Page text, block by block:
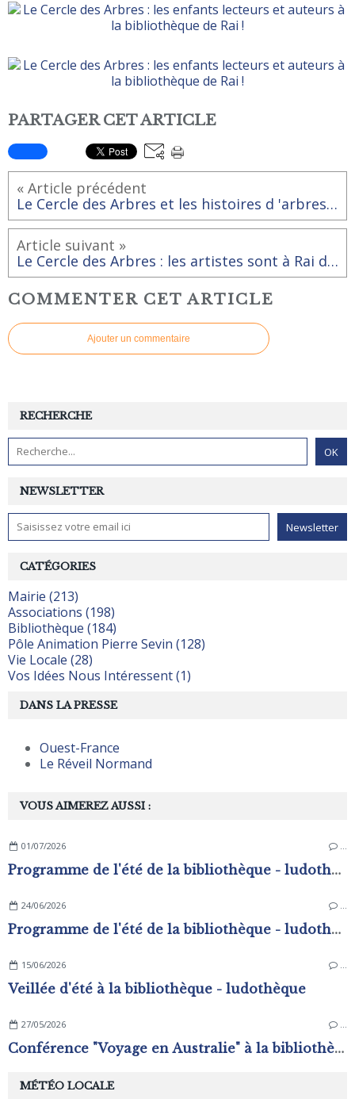
PARTAGER CET ARTICLE
« Article précédent
Le Cercle des Arbres et les histoires d 'arbres et de pommes
Article suivant »
Le Cercle des Arbres : les artistes sont à Rai du 10 au 14 avril !
COMMENTER CET ARTICLE
Ajouter un commentaire
NEWSLETTER
RECHERCHE
VOUS AIMEREZ AUSSI :
01/07/2026 …
Programme de l'été de la bibliothèque - ludothèque
24/06/2026 …
Programme de l'été de la bibliothèque - ludothèque
15/06/2026 …
Veillée d'été à la bibliothèque - ludothèque
27/05/2026 …
Conférence "Voyage en Australie" à la bibliothèque - ludothèque
CATÉGORIES
Mairie (213)
Associations (198)
Bibliothèque (184)
Pôle Animation Pierre Sevin (128)
Vie Locale (28)
Vos Idées Nous Intéressent (1)
MÉTÉO LOCALE
DANS LA PRESSE
Ouest-France
Le Réveil Normand